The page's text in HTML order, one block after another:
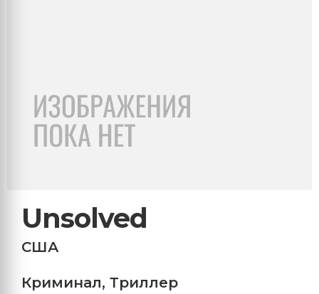
Unsolved
США
Криминал, Триллер